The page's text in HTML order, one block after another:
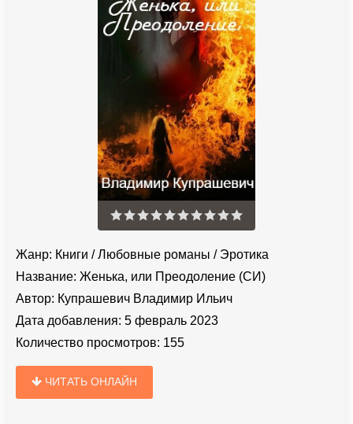
Жанр: Книги /Любовные романы / Эротика
Название: Женька, или Преодоление (СИ)
Автор: Купрашевич Владимир Ильич
Дата добавления: 5 февраль 2023
Количество просмотров: 155
ЧИТАТЬ ОНЛАЙН